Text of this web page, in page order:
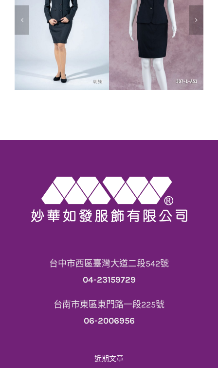
套裝4056 量身訂製
襯衫造型西裝套裝
製
台中市西區臺灣大道二段542號
04-23159729
台南市東區東門路一段225號
06-2006956
近期文章